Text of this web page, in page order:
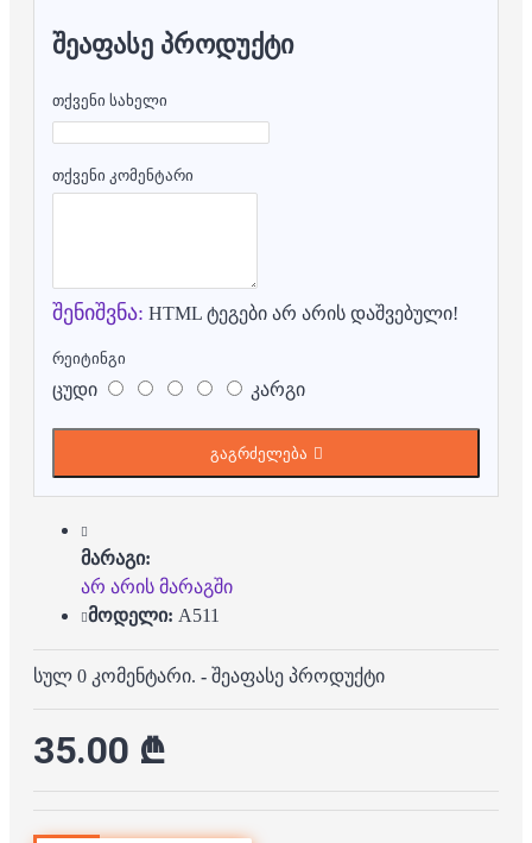
ᲨᲔᲐᲤᲐᲡᲔ ᲞᲠᲝᲓᲣᲥᲢᲘ
თქვენი სახელი
თქვენი კომენტარი
შენიშვნა: HTML ტეგები არ არის დაშვებული!
რეიტინგი
ცუდი კარგი
გაგრძელება
მარაგი:
არ არის მარაგში
მოდელი: A511
სულ 0 კომენტარი. - შეაფასე პროდუქტი
35.00 ₾